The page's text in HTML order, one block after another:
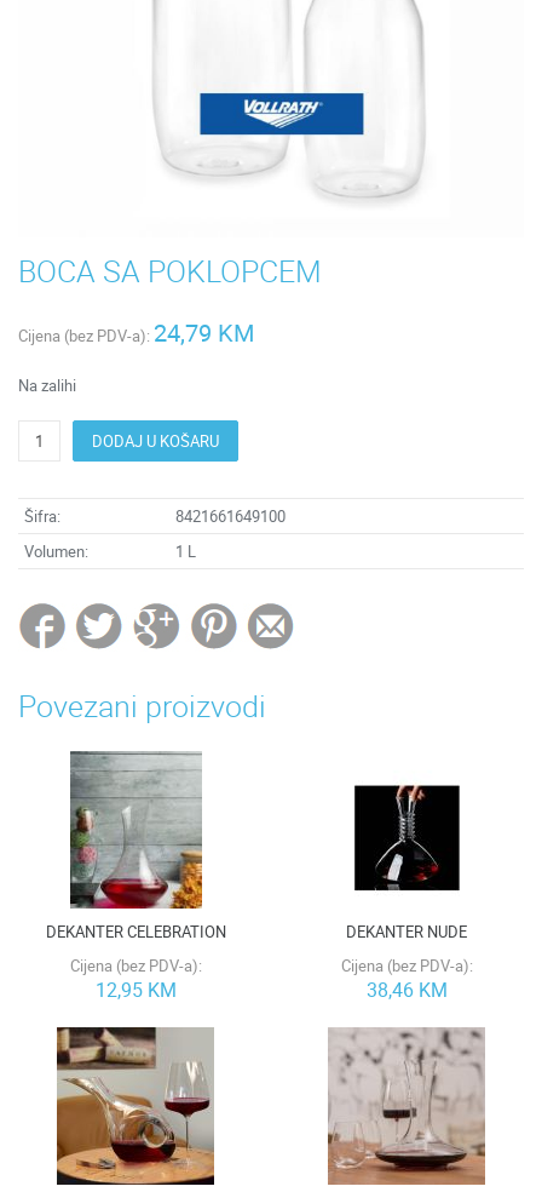
BOCA SA POKLOPCEM
Cijena (bez PDV-a): 24,79 KM
Na zalihi
DODAJ U KOŠARU
Šifra:
8421661649100
Volumen:
1 L
Povezani proizvodi
DEKANTER CELEBRATION
Cijena (bez PDV-a):
12,95 KM
DEKANTER NUDE
Cijena (bez PDV-a):
38,46 KM